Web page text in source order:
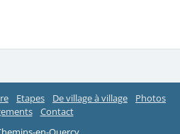
Etapes De village à village
Photos
Contact